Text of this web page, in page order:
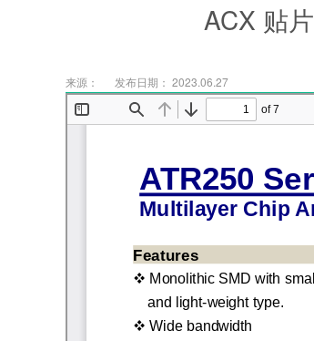
ACX 贴
来源： 发布日期： 2023.06.27